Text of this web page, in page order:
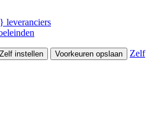
leveranciers
Zelf instellen Voorkeuren opslaan
Zelf